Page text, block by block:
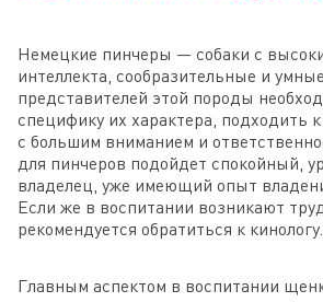
Немецкие пинчеры — собаки с
интеллекта, сообразительные и
представителей этой породы
специфику их характера, подходить
с большим вниманием и
для пинчеров подойдет спокойный,
владелец, уже имеющий опыт
Если же в воспитании возникают
рекомендуется обратиться к кинологу.
Главным аспектом в воспитании